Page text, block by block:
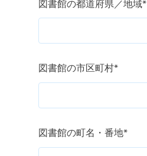
図書館の都道府県／地域*
図書館の市区町村*
図書館の町名・番地*